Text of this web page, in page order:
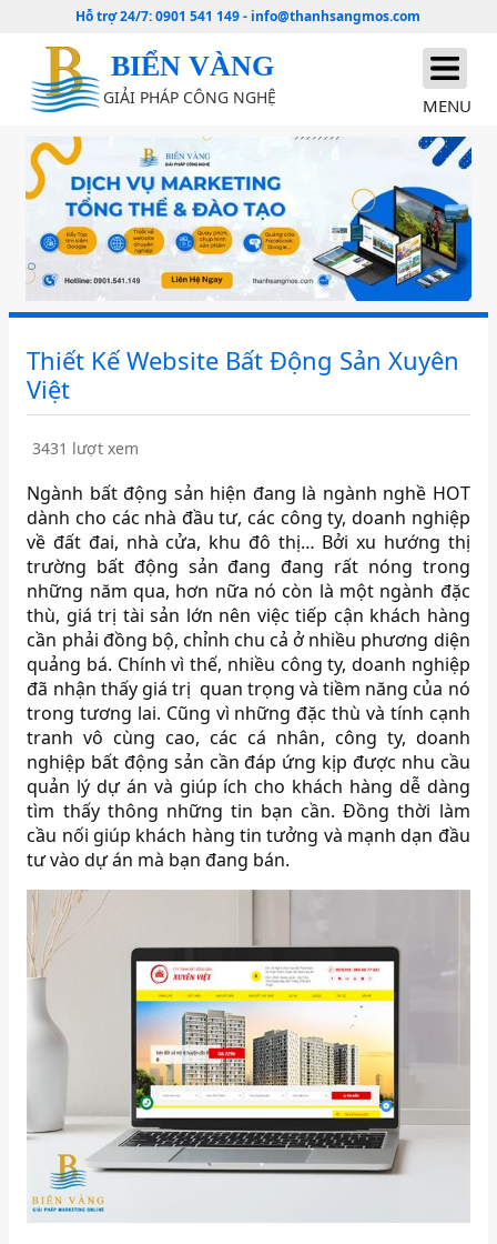
Hỗ trợ 24/7:0901 541 149- info@thanhsangmos.com
BIỂN VÀNG
GIẢI PHÁP CÔNG NGHỆ MENU
Thiết Kế Website Bất Động Sản Xuyên
Việt
3431 lượt xem
Ngành bất động sản hiện đang là ngành nghề HOT
dành cho các nhà đầu tư, các công ty, doanh nghiệp
về đất đai, nhà cửa, khu đô thị… Bởi xu hướng thị
trường bất động sản đang đang rất nóng trong
những năm qua, hơn nữa nó còn là một ngành đặc
thù, giá trị tài sản lớn nên việc tiếp cận khách hàng
cần phải đồng bộ, chỉnh chu cả ở nhiều phương diện
quảng bá. Chính vì thế, nhiều công ty, doanh nghiệp
đã nhận thấy giá trị quan trọng và tiềm năng của nó
trong tương lai. Cũng vì những đặc thù và tính cạnh
tranh vô cùng cao, các cá nhân, công ty, doanh
nghiệp bất động sản cần đáp ứng kịp được nhu cầu
quản lý dự án và giúp ích cho khách hàng dễ dàng
tìm thấy thông những tin bạn cần. Đồng thời làm
cầu nối giúp khách hàng tin tưởng và mạnh dạn đầu
tư vào dự án mà bạn đang bán.